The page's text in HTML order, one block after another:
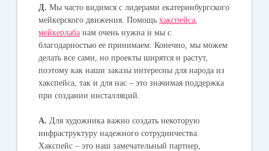
Д. Мы часто видимся с лидерами екатеринбургского
мейкерского движения. Помощьхакспейса
мейкерлаба нам очень нужна и мы с
благодарностью ее принимаем. Конечно, мы можем
делать все сами, но проекты ширятся и растут,
поэтому как наши заказы интересны для народа из
хакспейса, так и для нас – это значимая поддержка
при создании инсталляций.
А. Для художника важно создать некоторую
инфраструктуру надежного сотрудничества.
Хакспейс – это наш замечательный партнер,